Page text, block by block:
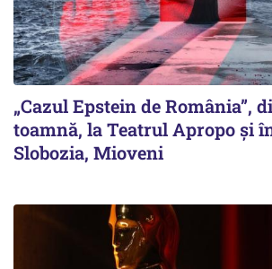
„Cazul Epstein de România”,
toamnă, la Teatrul Apropo și
Slobozia, Mioveni